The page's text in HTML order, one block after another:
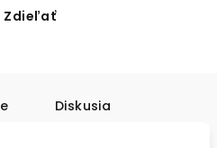
Zdieľať
Diskusia